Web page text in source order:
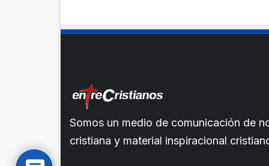
Somos un medio de comunicación de
cristiana y material inspiracional